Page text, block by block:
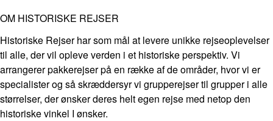
OM HISTORISKE REJSER
Historiske Rejser har som mål at levere unikke rejseoplevelser
til alle, der vil opleve verden i et historiske perspektiv. Vi
arrangerer pakkerejser på en række af de områder, hvor vi er
specialister og så skræddersyr vi grupperejser til grupper i alle
størrelser, der ønsker deres helt egen rejse med netop den
historiske vinkel I ønsker.